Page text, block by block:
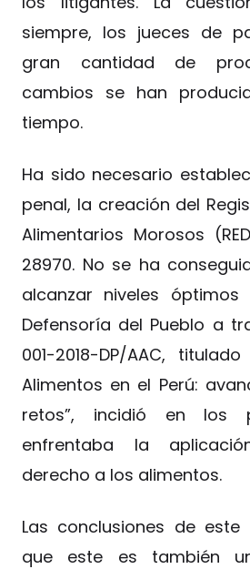
siempre, los jueces de
gran cantidad de
cambios se han
tiempo.
Ha sido necesario
penal, la creación del
Alimentarios Morosos
28970. No se ha
alcanzar niveles óptimos
Defensoría del Pueblo a
001-2018-DP/AAC,
Alimentos en el Perú:
retos”, incidió en los
enfrentaba la
derecho a los alimentos.
Las conclusiones de este
que este es también